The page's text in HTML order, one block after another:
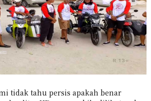
tidak tahu persis apakah benar